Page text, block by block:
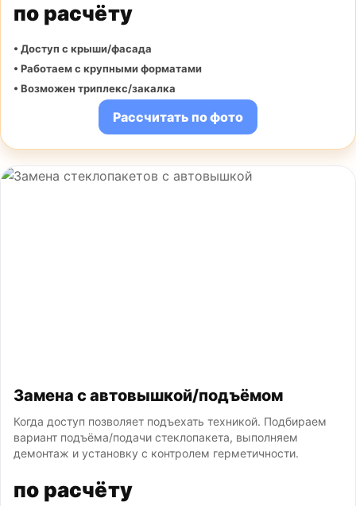
по расчёту
• Доступ с крыши/фасада
• Работаем с крупными форматами
• Возможен триплекс/закалка
Рассчитать по фото
Замена с автовышкой/подъёмом
Когда доступ позволяет подъехать техникой. Подбираем
вариант подъёма/подачи стеклопакета, выполняем
демонтаж и установку с контролем герметичности.
по расчёту